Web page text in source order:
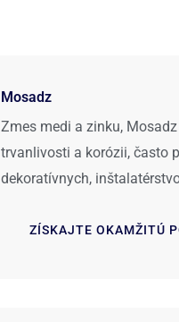
Mosadz
Zmes medi a zinku,
trvanlivosti a korózii, často
dekoratívnych,
ZÍSKAJTE OKAMŽITÚ